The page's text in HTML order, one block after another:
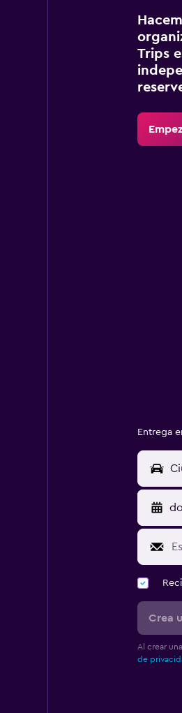
Trips
Entrega
Crea
Al crear
de